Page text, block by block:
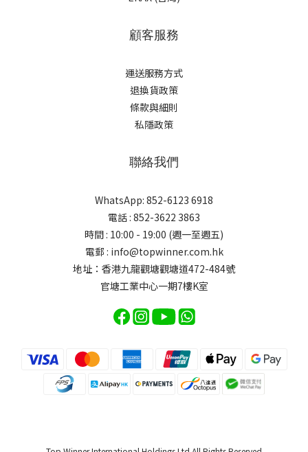
顧客服務
運送服務方式
退換貨政策
條款與細則
私隱政策
聯絡我們
WhatsApp: 852-6123 6918
電話 : 852-3622 3863
時間 : 10:00 - 19:00 (週一至週五)
電郵 : info@topwinner.com.hk
地址：香港九龍觀塘觀塘道472-484號
官塘工業中心一期7樓K室